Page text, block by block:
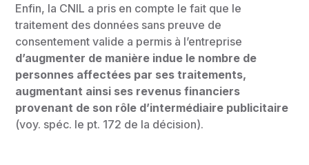
Enfin, la CNIL a pris en compte le fait que le
traitement des données sans preuve de
consentement valide a permis à l’entreprise
d’augmenter de manière indue le nombre de
personnes affectées par ses traitements,
augmentant ainsi ses revenus financiers
provenant de son rôle d’intermédiaire publicitaire
(voy. spéc. le pt. 172 de la décision).